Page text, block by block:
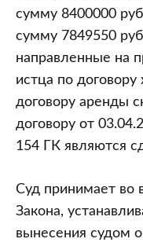
сумму 8400000
сумму 7849550
направленные на
истца по договору
договору аренды
договору от
154 ГК являются
Суд принимает во
Закона,
вынесения судом